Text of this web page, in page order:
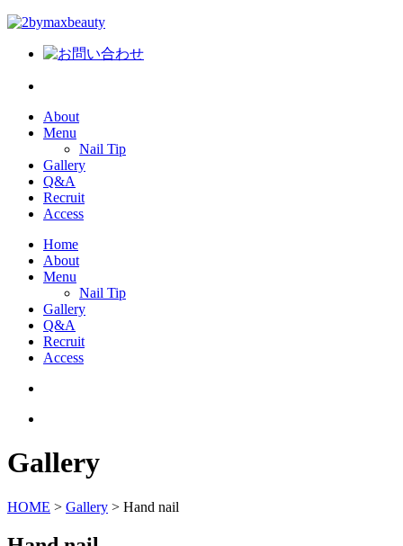
About
Menu
Nail Tip
Gallery
Q&A
Recruit
Access
Home
About
Menu
Nail Tip
Gallery
Q&A
Recruit
Access
Gallery
HOME > Gallery > Hand nail